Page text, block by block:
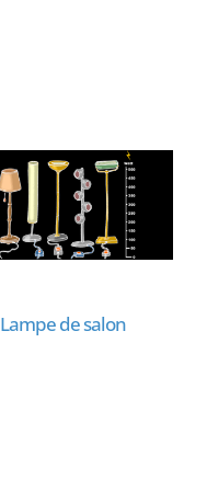
Lampe de salon